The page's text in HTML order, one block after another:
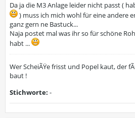
Da ja die M3 Anlage leider nicht passt (
) muss ich mich wohl für eine andere
ganz gern ne Bastuck...
Naja postet mal was ihr so für schöne
habt ...
Wer ScheiÃŸe frisst und Popel kaut, der
baut !
Stichworte: -